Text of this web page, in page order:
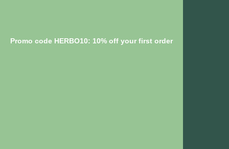
Promo code HERBO10: 10% off your first order